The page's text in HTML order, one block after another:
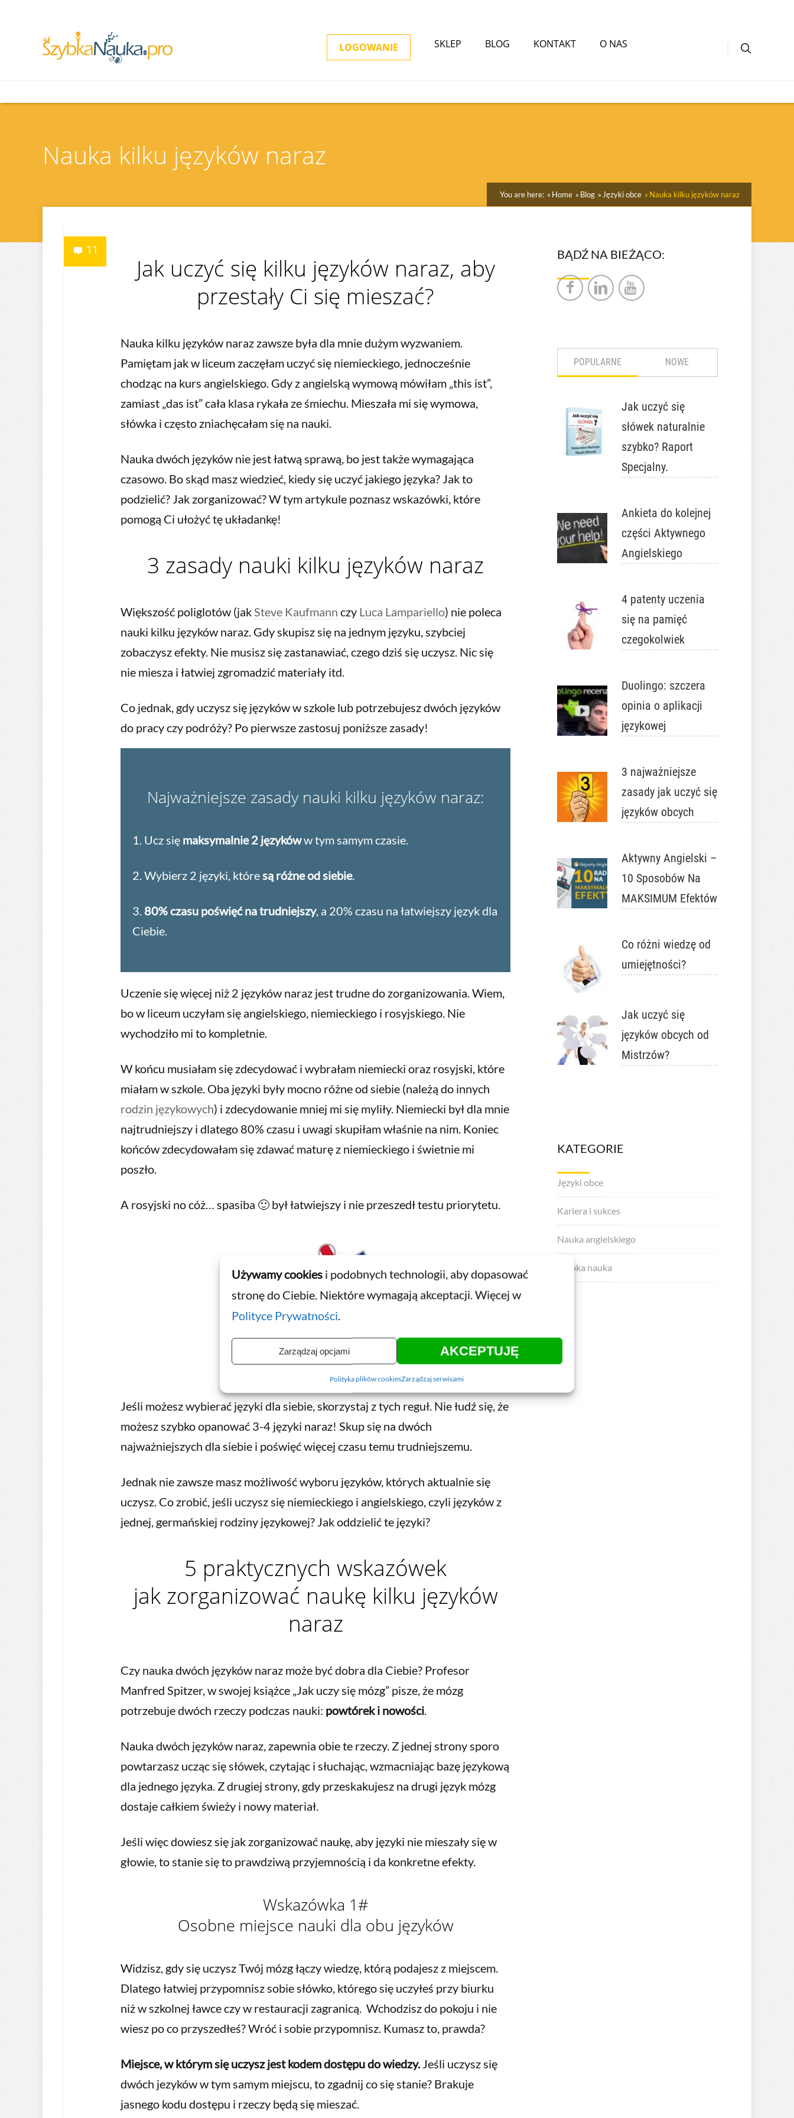
Używamy cookies i podobnych technologii, aby dopasować
stronę do Ciebie. Niektóre wymagają akceptacji. Więcej w
Polityce Prywatności
AKCEPTUJĘ
Zarządzaj opcjami
Polityka plików cookiesZarządzaj serwisami
LOGOWANIE SKLEP BLOG KONTAKT O NAS
Nauka kilku języków naraz
You are here: Home Blog Języki obce Nauka kilku języków naraz
11
Jak uczyć się kilku języków naraz, aby
przestały Ci się mieszać?
Nauka kilku języków naraz zawsze była dla mnie dużym wyzwaniem.
Pamiętam jak w liceum zaczęłam uczyć się niemieckiego, jednocześnie
chodząc na kurs angielskiego. Gdy z angielską wymową mówiłam „this ist”,
zamiast „das ist” cała klasa rykała ze śmiechu. Mieszała mi się wymowa,
słówka i często zniachęcałam się na nauki.
Nauka dwóch języków nie jest łatwą sprawą, bo jest także wymagająca
czasowo. Bo skąd masz wiedzieć, kiedy się uczyć jakiego języka? Jak to
podzielić? Jak zorganizować? W tym artykule poznasz wskazówki, które
pomogą Ci ułożyć tę układankę!
3 zasady nauki kilku języków naraz
Większość poliglotów (jakSteve Kaufmann czy Luca Lampariello) nie poleca
nauki kilku języków naraz. Gdy skupisz się na jednym języku, szybciej
zobaczysz efekty. Nie musisz się zastanawiać, czego dziś się uczysz. Nic się
nie miesza i łatwiej zgromadzić materiały itd.
Co jednak, gdy uczysz się języków w szkole lub potrzebujesz dwóch języków
do pracy czy podróży? Po pierwsze zastosuj poniższe zasady!
Najważniejsze zasady nauki kilku języków naraz:
1. Ucz się maksymalnie 2 językóww tym samym czasie.
2. Wybierz 2 języki, któresą różne od siebie.
3. 80% czasu poświęć na trudniejszy, a 20% czasu na łatwiejszy język dla
Ciebie.
Uczenie się więcej niż 2 języków naraz jest trudne do zorganizowania. Wiem,
bo w liceum uczyłam się angielskiego, niemieckiego i rosyjskiego. Nie
wychodziło mi to kompletnie.
W końcu musiałam się zdecydować i wybrałam niemiecki oraz rosyjski, które
miałam w szkole. Oba języki były mocno różne od siebie (należą do innych
rodzin językowych) i zdecydowanie mniej mi się myliły. Niemiecki był dla mnie
najtrudniejszy i dlatego 80% czasu i uwagi skupiłam właśnie na nim. Koniec
końców zdecydowałam się zdawać maturę z niemieckiego i świetnie mi
poszło.
A rosyjski no cóż… spasiba 🙂 był łatwiejszy i nie przeszedł testu priorytetu.
Jeśli możesz wybierać języki dla siebie, skorzystaj z tych reguł. Nie łudź się, że
możesz szybko opanować 3-4 języki naraz! Skup się na dwóch
najważniejszych dla siebie i poświęć więcej czasu temu trudniejszemu.
Jednak nie zawsze masz możliwość wyboru języków, których aktualnie się
uczysz. Co zrobić, jeśli uczysz się niemieckiego i angielskiego, czyli języków z
jednej, germańskiej rodziny językowej? Jak oddzielić te języki?
5 praktycznych wskazówek
jak zorganizować naukę kilku języków
naraz
Czy nauka dwóch języków naraz może być dobra dla Ciebie? Profesor
Manfred Spitzer, w swojej książce „Jak uczy się mózg” pisze, że mózg
potrzebuje dwóch rzeczy podczas nauki: powtórek i nowości.
Nauka dwóch języków naraz, zapewnia obie te rzeczy. Z jednej strony sporo
powtarzasz ucząc się słówek, czytając i słuchając, wzmacniając bazę językową
dla jednego języka. Z drugiej strony, gdy przeskakujesz na drugi język mózg
dostaje całkiem świeży i nowy materiał.
Jeśli więc dowiesz się jak zorganizować naukę, aby języki nie mieszały się w
głowie, to stanie się to prawdziwą przyjemnością i da konkretne efekty.
Wskazówka 1#
Osobne miejsce nauki dla obu języków
Widzisz, gdy się uczysz Twój mózg łączy wiedzę, którą podajesz z miejscem.
Dlatego łatwiej przypomnisz sobie słówko, którego się uczyłeś przy biurku
niż w szkolnej ławce czy w restauracji zagranicą. Wchodzisz do pokoju i nie
wiesz po co przyszedłeś? Wróć i sobie przypomnisz. Kumasz to, prawda?
Miejsce, w którym się uczysz jest kodem dostępu do wiedzy.Jeśli uczysz się
dwóch jezyków w tym samym miejscu, to zgadnij co się stanie? Brakuje
jasnego kodu dostępu i rzeczy będą się mieszać.
BĄDŹ NA BIEŻĄCO:
POPULARNE NOWE
Jak uczyć się
słówek naturalnie
szybko? Raport
Specjalny.
Ankieta do kolejnej
części Aktywnego
Angielskiego
4 patenty uczenia
się na pamięć
czegokolwiek
Duolingo: szczera
opinia o aplikacji
językowej
3 najważniejsze
zasady jak uczyć się
języków obcych
Aktywny Angielski –
10 Sposobów Na
MAKSIMUM Efektów
Co różni wiedzę od
umiejętności?
Jak uczyć się
języków obcych od
Mistrzów?
KATEGORIE
Języki obce
Kariera i sukces
Nauka angielskiego
Szybka nauka